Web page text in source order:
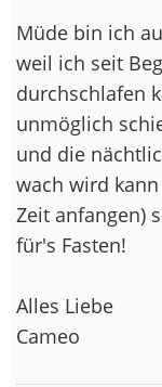
Müde bin ich
weil ich seit
durchschlafen
unmöglich
und die
wach wird
Zeit anfangen)
für's Fasten!
Alles Liebe
Cameo